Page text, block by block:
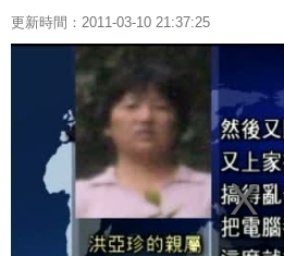
更新時間：2011-03-10 21:37:25